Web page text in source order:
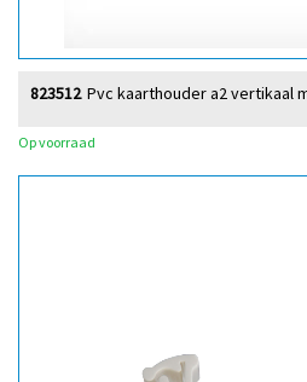
Pvc kaarthouder a2 vertikaal
823512
Op voorraad